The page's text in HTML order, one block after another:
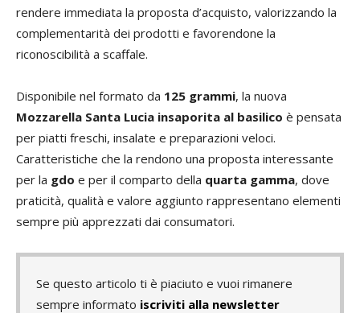
rendere immediata la proposta d’acquisto, valorizzando la
complementarità dei prodotti e favorendone la
riconoscibilità a scaffale.
Disponibile nel formato da 125 grammi, la nuova
Mozzarella Santa Lucia insaporita al basilico è pensata
per piatti freschi, insalate e preparazioni veloci.
Caratteristiche che la rendono una proposta interessante
per la gdo e per il comparto della quarta gamma, dove
praticità, qualità e valore aggiunto rappresentano elementi
sempre più apprezzati dai consumatori.
Se questo articolo ti è piaciuto e vuoi rimanere
sempre informato iscriviti alla newsletter